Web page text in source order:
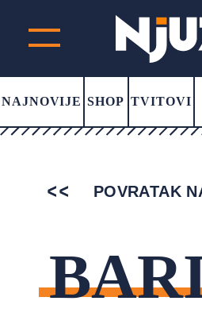
NAJNOVIJE SHOP TVITOVI
POVRATAK